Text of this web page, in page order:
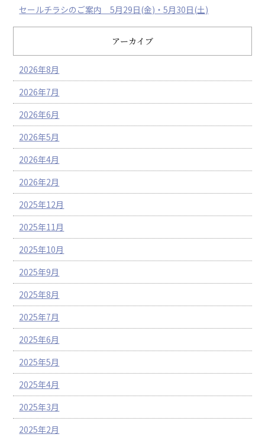
セールチラシのご案内 5月29日(金)・5月30日(土)
アーカイブ
2026年8月
2026年7月
2026年6月
2026年5月
2026年4月
2026年2月
2025年12月
2025年11月
2025年10月
2025年9月
2025年8月
2025年7月
2025年6月
2025年5月
2025年4月
2025年3月
2025年2月